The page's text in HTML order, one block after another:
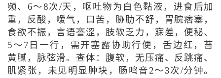
频、6～8次/天，呕吐物为白色黏液，进食后加
重，反酸，嗳气，口苦，胁肋不舒，胃脘痞塞，
食欲不振，言语謇涩，肢软乏力，寐差，便秘、
5～7日一行，需开塞露协助行便，舌边红，苔
黄腻，脉弦滑。查体：腹软，无压痛、反跳痛、
肌紧张，未见明显肿块，肠鸣音2～3次/分钟。